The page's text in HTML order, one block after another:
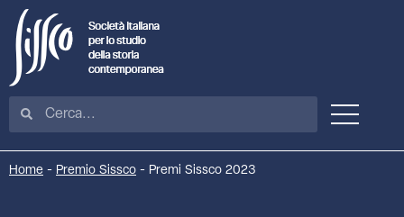
Home - Premio Sissco - Premi Sissco 2023